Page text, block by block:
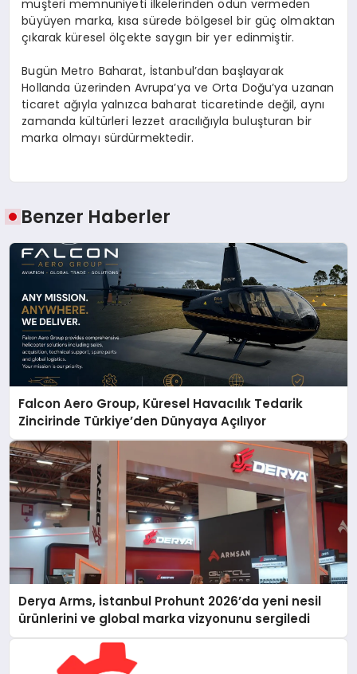
müşteri memnuniyeti ilkelerinden ödün vermeden
büyüyen marka, kısa sürede bölgesel bir güç olmaktan
çıkarak küresel ölçekte saygın bir yer edinmiştir.
Bugün Metro Baharat, İstanbul’dan başlayarak
Hollanda üzerinden Avrupa’ya ve Orta Doğu’ya uzanan
ticaret ağıyla yalnızca baharat ticaretinde değil, aynı
zamanda kültürleri lezzet aracılığıyla buluşturan bir
marka olmayı sürdürmektedir.
Benzer Haberler
Falcon Aero Group, Küresel Havacılık Tedarik
Zincirinde Türkiye’den Dünyaya Açılıyor
Derya Arms, İstanbul Prohunt 2026’da yeni nesil
ürünlerini ve global marka vizyonunu sergiledi